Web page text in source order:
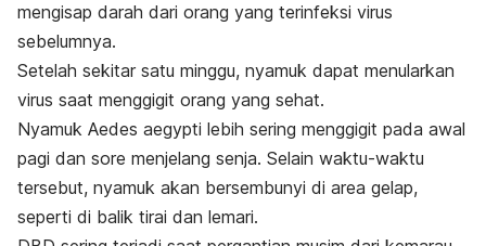
mengisap darah dari orang yang terinfeksi virus
sebelumnya.
Setelah sekitar satu minggu, nyamuk dapat menularkan
virus saat menggigit orang yang sehat.
Nyamuk Aedes aegypti lebih sering menggigit pada awal
pagi dan sore menjelang senja. Selain waktu-waktu
tersebut, nyamuk akan bersembunyi di area gelap,
seperti di balik tirai dan lemari.